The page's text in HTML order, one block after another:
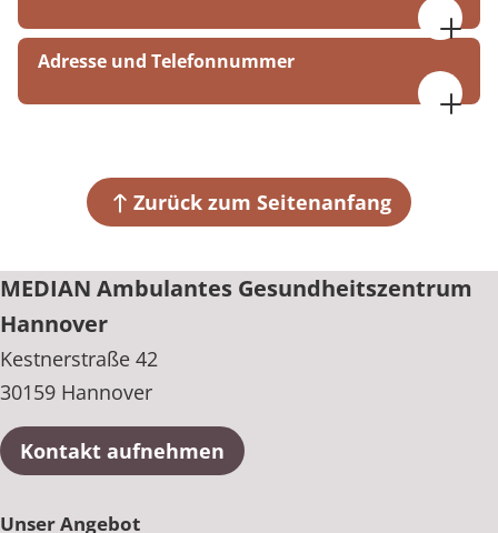
Mo. bis Do. 07:00 bis 17:00 Uhr
Fr. 07:00 bis 16:00 Uhr
Adresse und Telefonnummer
30159 HannoverZurück zum Seitenanfang
MEDIAN Ambulantes Gesundheitszentrum
Hannover
Kestnerstraße 42
30159 Hannover
Kontakt aufnehmen
Unser Angebot